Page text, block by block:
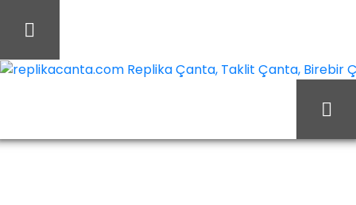
Louis Vuitton Cüzdan